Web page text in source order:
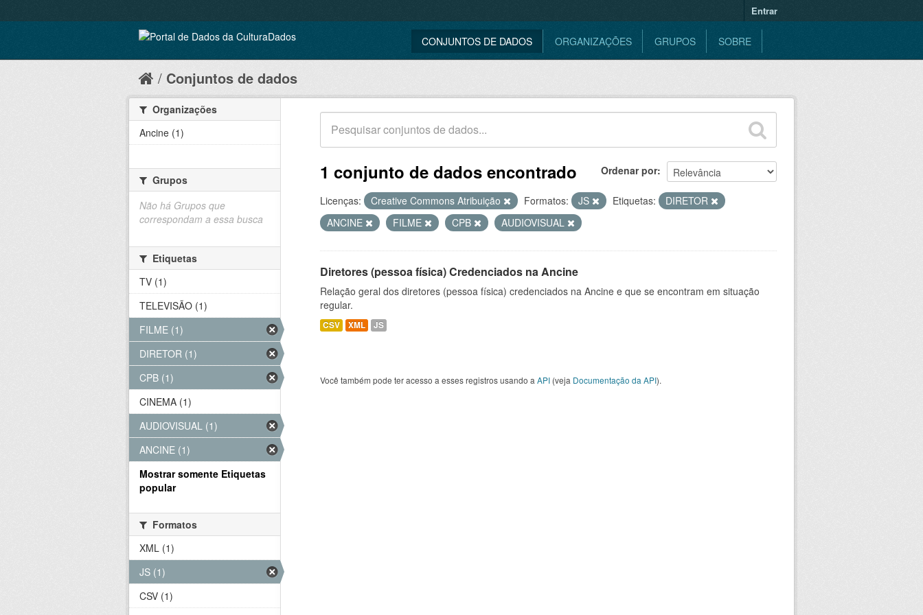
Entrar
CONJUNTOS DE DADOS ORGANIZAÇÕES GRUPOS SOBRE
Conjuntos de dados
Ordenar por
1 conjunto de dados encontrado
Licenças: Creative Commons Atribuição Formatos: JS Etiquetas:
DIRETOR
ANCINE
FILME CPB AUDIOVISUAL
Diretores (pessoa física) Credenciados na Ancine
Relação geral dos diretores (pessoa física) credenciados na Ancine e que se encontram em situação
regular.
CSV XML JS
Você também pode ter acesso a esses registros usando a API (veja Documentação da API).
Organizações
Ancine (1)
Grupos
Não há Grupos que
correspondam a essa busca
Etiquetas
TV (1)
TELEVISÃO (1)
FILME (1)
DIRETOR (1)
CPB (1)
CINEMA (1)
AUDIOVISUAL (1)
ANCINE (1)
Mostrar somente Etiquetas
popular
Formatos
XML (1)
JS (1)
CSV (1)